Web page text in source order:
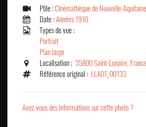
Pôle :Cinémathèque de Nouvelle-Aquitaine
Date :Années 1910
Types de vue :
Portrait
Plan large
Localisation : 35800 Saint-Lunaire,
Référence original : LLA01_00133
Avez-vous des informations sur cette photo ?